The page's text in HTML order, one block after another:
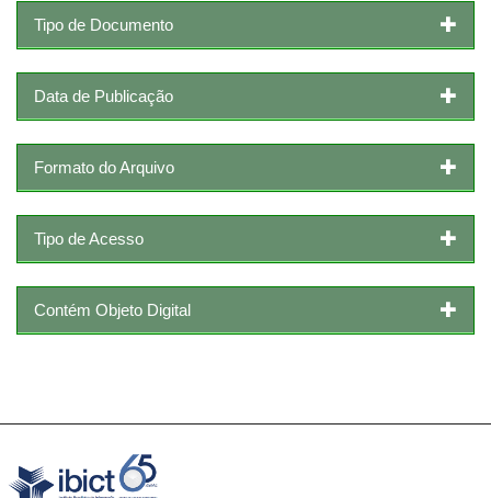
Tipo de Documento
Data de Publicação
Formato do Arquivo
Tipo de Acesso
Contém Objeto Digital